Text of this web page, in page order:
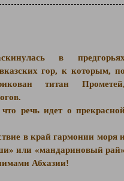
в
гор, к которым,
титан
речь идет о
в край гармонии моря
или «мандариновый
Абхазии!